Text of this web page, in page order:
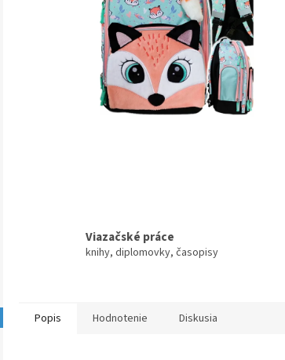
Viazačské práce
knihy, diplomovky, časopisy
Popis Hodnotenie Diskusia